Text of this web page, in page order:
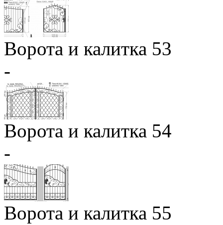
Ворота и калитка 53
-
Ворота и калитка 54
-
Ворота и калитка 55